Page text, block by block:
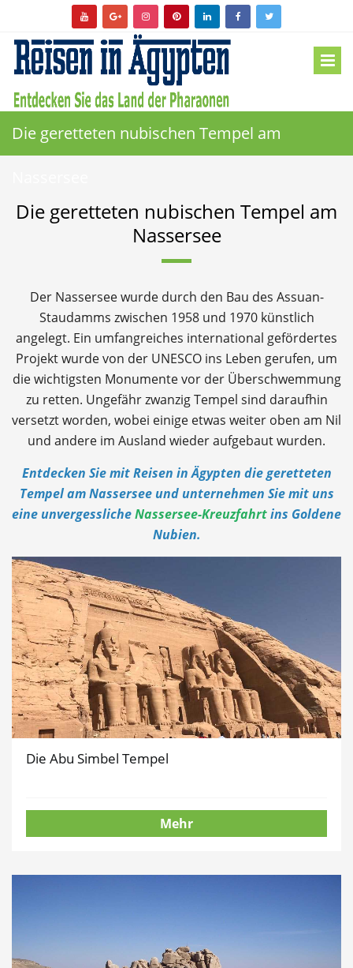
Die geretteten nubischen Tempel am
Die geretteten nubischen Tempel am
Nassersee
Der Nassersee wurde durch den Bau des Assuan-
Staudamms zwischen 1958 und 1970 künstlich
angelegt. Ein umfangreiches international gefördertes
Projekt wurde von der UNESCO ins Leben gerufen, um
die wichtigsten Monumente vor der Überschwemmung
zu retten. Ungefähr zwanzig Tempel sind daraufhin
versetzt worden, wobei einige etwas weiter oben am Nil
und andere im Ausland wieder aufgebaut wurden.
Entdecken Sie mit Reisen in Ägypten die geretteten
Tempel am Nassersee und unternehmen Sie mit uns
eine unvergesslicheNassersee-Kreuzfahrtins Goldene
Nubien.
Die Abu Simbel Tempel
Mehr